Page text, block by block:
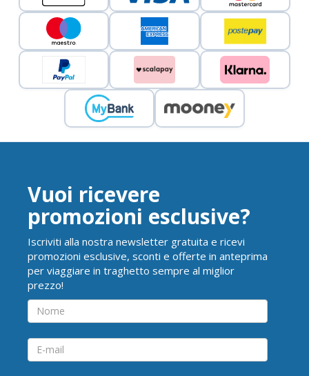
Vuoi ricevere
promozioni esclusive?
Iscriviti alla nostra newsletter gratuita e ricevi
promozioni esclusive, sconti e offerte in anteprima
per viaggiare in traghetto sempre al miglior
prezzo!